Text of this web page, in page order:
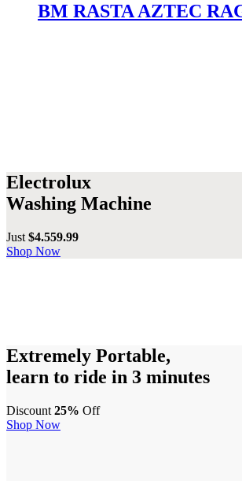
BM RASTA AZTEC
Electrolux
Washing Machine
Just $4.559.99
Shop Now
Extremely Portable,
learn to ride in 3 minutes
Discount 25% Off
Shop Now